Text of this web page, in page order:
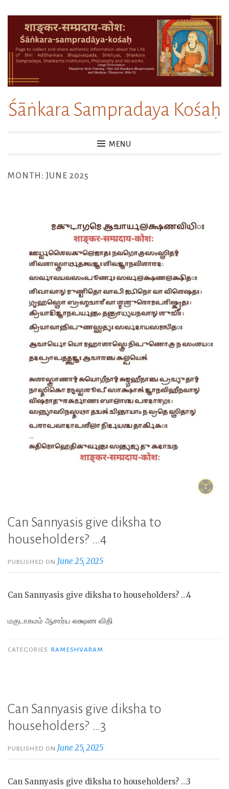
content
Śāṅkara Sampradaya Kośaḥ
MENU
MONTH: JUNE 2025
Can Sannyasis give diksha to
householders? …4
PUBLISHED ON June 25, 2025
Can Sannyasis give diksha to householders? …4
மகுடாகமம் ஆசார்ய லக்ஷண விதி
CATEGORIES RAMESHVARAM
Can Sannyasis give diksha to
householders? …3
PUBLISHED ON June 25, 2025
Can Sannyasis give diksha to householders? …3